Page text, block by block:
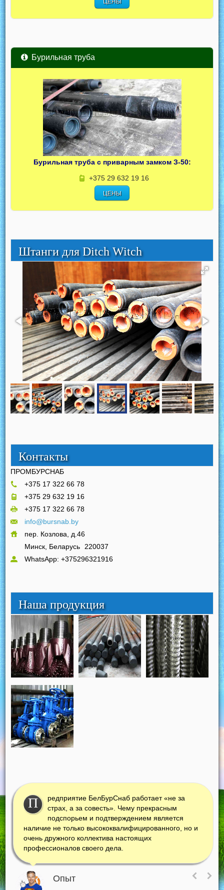
ЦЕНЫ
Бурильная труба
Бурильная труба с приварным замком З-50:
+375 29 632 19 16
ЦЕНЫ
Штанги для Ditch Witch
Контакты
ПРОМБУРСНАБ
+375 17 322 66 78
+375 29 632 19 16
+375 17 322 66 78
info@bursnab.by
пер. Козлова, д.46
Минск, Беларусь
220037
WhatsApp: +375296321916
Наша продукция
П
редприятие БелБурСнаб работает «не за
страх, а за совесть». Чему прекрасным
подспорьем и подтверждением является
наличие не только высококвалифицированного, но и
очень дружного коллектива настоящих
профессионалов своего дела.
Опыт